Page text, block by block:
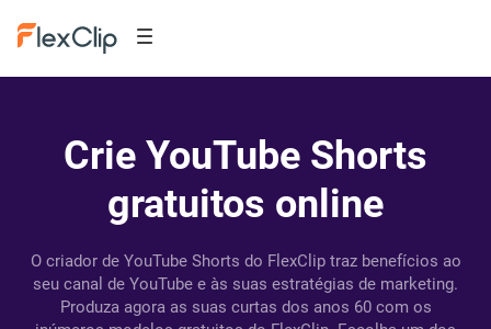
Crie YouTube Shorts
gratuitos online
O criador de YouTube Shorts do FlexClip traz benefícios ao
seu canal de YouTube e às suas estratégias de marketing.
Produza agora as suas curtas dos anos 60 com os